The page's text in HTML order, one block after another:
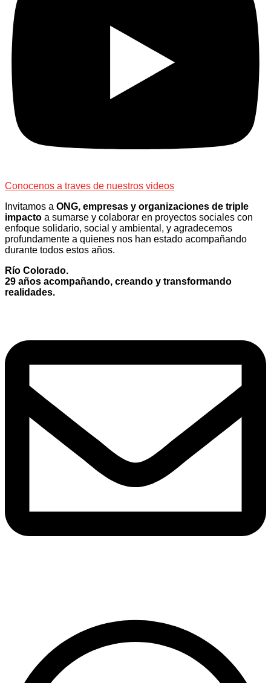
Conocenos a traves de nuestros videos
Invitamos a ONG, empresas y organizaciones de triple
impacto a sumarse y colaborar en proyectos sociales con
enfoque solidario, social y ambiental, y agradecemos
profundamente a quienes nos han estado acompañando
durante todos estos años.
Río Colorado.
29 años acompañando, creando y transformando
realidades.